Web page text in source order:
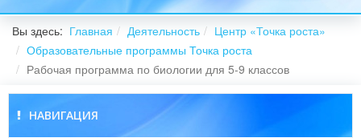
Вы здесь: Главная Деятельность
Центр «Точка роста»
Образовательные программы Точка роста
Рабочая программа по биологии для 5-9 классов
НАВИГАЦИЯ